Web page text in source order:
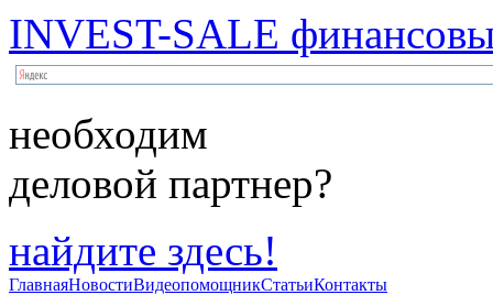
INVEST-SALE
необходим
деловой партнер?
найдите здесь!
ГлавнаяНовостиВидеопомощникСтатьиКонтакты